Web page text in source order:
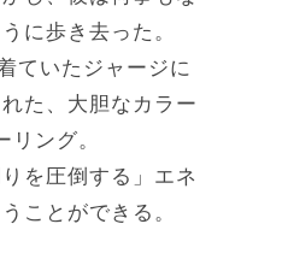
に歩き去った。
ていたジャージに
た、大胆なカラー
リング。
を圧倒する」エネ
ことができる。